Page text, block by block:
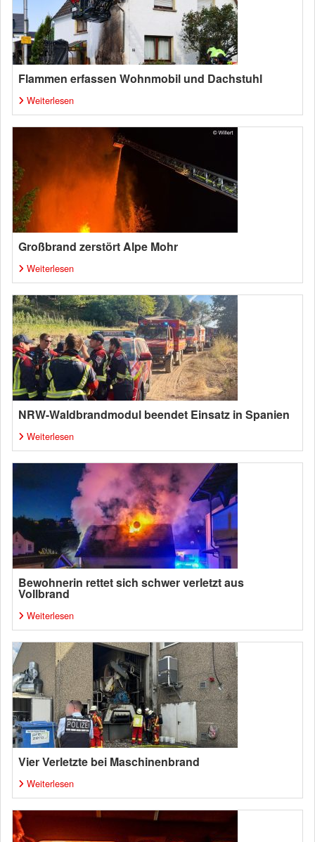
Flammen erfassen Wohnmobil und Dachstuhl
Weiterlesen
Großbrand zerstört Alpe Mohr
Weiterlesen
NRW-Waldbrandmodul beendet Einsatz in Spanien
Weiterlesen
Bewohnerin rettet sich schwer verletzt aus
Vollbrand
Weiterlesen
Vier Verletzte bei Maschinenbrand
Weiterlesen